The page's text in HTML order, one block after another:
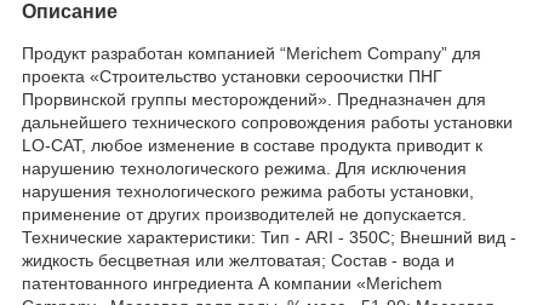
Описание
Продукт разработан компанией “Merichem Company” для
проекта «Строительство установки сероочистки ПНГ
Прорвинской группы месторождений». Предназначен для
дальнейшего технического сопровождения работы установки
LO-CAT, любое изменение в составе продукта приводит к
нарушению технологического режима. Для исключения
нарушения технологического режима работы установки,
применение от других производителей не допускается.
Технические характеристики: Тип - ARI - 350C; Внешний вид -
жидкость бесцветная или желтоватая; Состав - вода и
патентованного ингредиента А компании «Merichem